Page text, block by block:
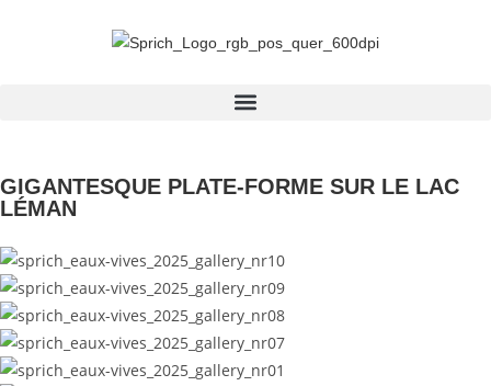
GIGANTESQUE PLATE-FORME SUR LE LAC
LÉMAN